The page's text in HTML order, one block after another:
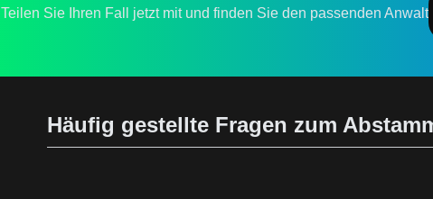
Teilen Sie Ihren Fall jetzt mit und finden Sie den passenden Anwalt
Häufig gestellte Fragen zum